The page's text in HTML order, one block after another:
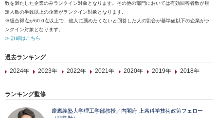
数を満たした企業のみランクイン対象となります。その他の部門においては有効回答者数が規
定人数の半数以上の企業がランクイン対象となります。
※総合得点が60.0点以上で、他人に薦めたくないと回答した人の割合が基準値以下の企業がラ
ンクイン対象となります。
≫ 詳細はこちら
過去ランキング
2024年
2023年 2022年 2021年 2020年 2019年 2018年
ランキング監修
慶應義塾大学理工学部教授／内閣府 上席科学技術政策フェロー